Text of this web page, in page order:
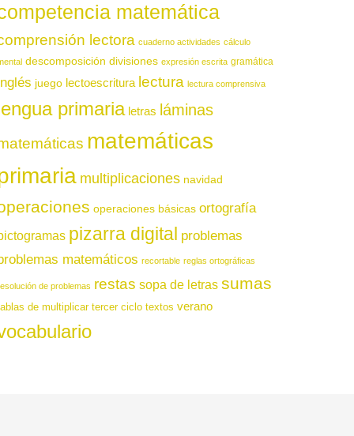
matemática
lectora cuaderno actividades cálculo
descomposición divisiones expresión escrita gramática
juego lectoescritura lectura lectura comprensiva
primaria letras láminas
matemáticas
multiplicaciones navidad
operaciones básicas ortografía
pizarra digital problemas
matemáticos recortable reglas ortográficas
de problemas restas sopa de letras sumas
de multiplicar tercer ciclo textos verano